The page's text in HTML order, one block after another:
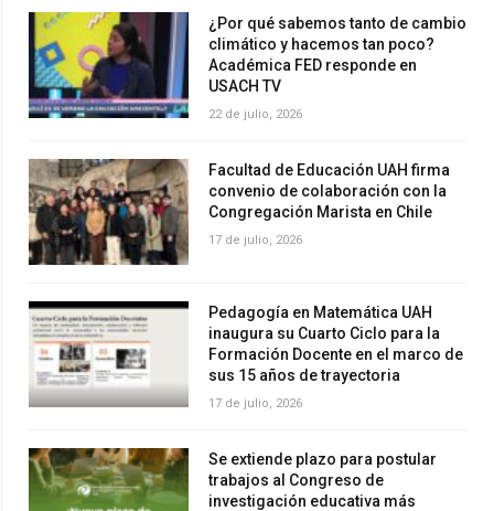
¿Por qué sabemos tanto de cambio
climático y hacemos tan poco?
Académica FED responde en
USACH TV
22 de julio, 2026
Facultad de Educación UAH firma
convenio de colaboración con la
Congregación Marista en Chile
17 de julio, 2026
Pedagogía en Matemática UAH
inaugura su Cuarto Ciclo para la
Formación Docente en el marco de
sus 15 años de trayectoria
17 de julio, 2026
Se extiende plazo para postular
trabajos al Congreso de
investigación educativa más